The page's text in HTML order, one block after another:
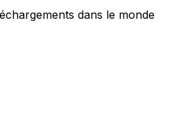
dans le monde